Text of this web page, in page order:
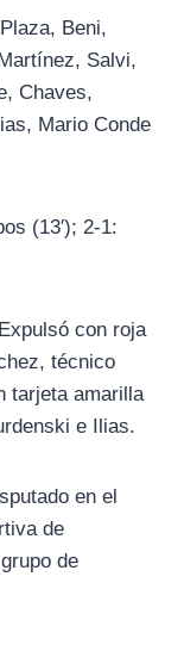
Beni,
Salvi,
Chaves,
Mario Conde
(13′); 2-1:
con roja
técnico
tarjeta amarilla
e Ilias.
en el
de
de